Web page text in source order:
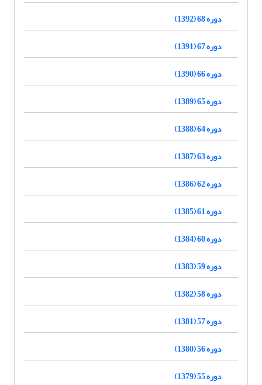
دوره 68 (1392)
دوره 67 (1391)
دوره 66 (1390)
دوره 65 (1389)
دوره 64 (1388)
دوره 63 (1387)
دوره 62 (1386)
دوره 61 (1385)
دوره 60 (1384)
دوره 59 (1383)
دوره 58 (1382)
دوره 57 (1381)
دوره 56 (1380)
دوره 55 (1379)